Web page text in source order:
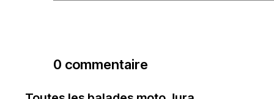
0 commentaire